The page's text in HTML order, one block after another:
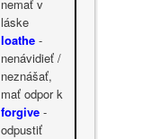
nemať v
láske
loathe -
nenávidieť /
neznášať,
mať odpor k
forgive -
odpustiť